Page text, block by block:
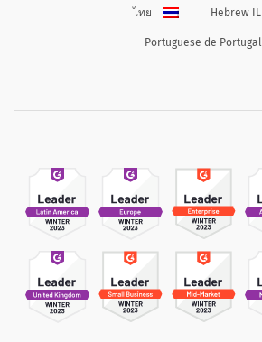
Hebrew IL
ไทย
Portuguese de Portugal